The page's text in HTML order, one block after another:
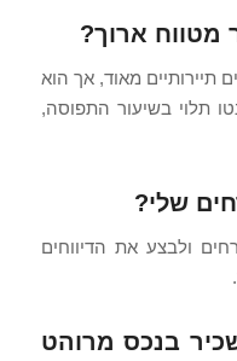
מטווח ארוך?
תיירותיים מאוד, אך הוא
תלוי בשיעור התפוסה,
שלי?
ולבצע את הדיווחים
בנכס מרוהט